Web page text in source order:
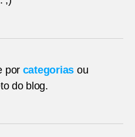
por categorias ou
do blog.